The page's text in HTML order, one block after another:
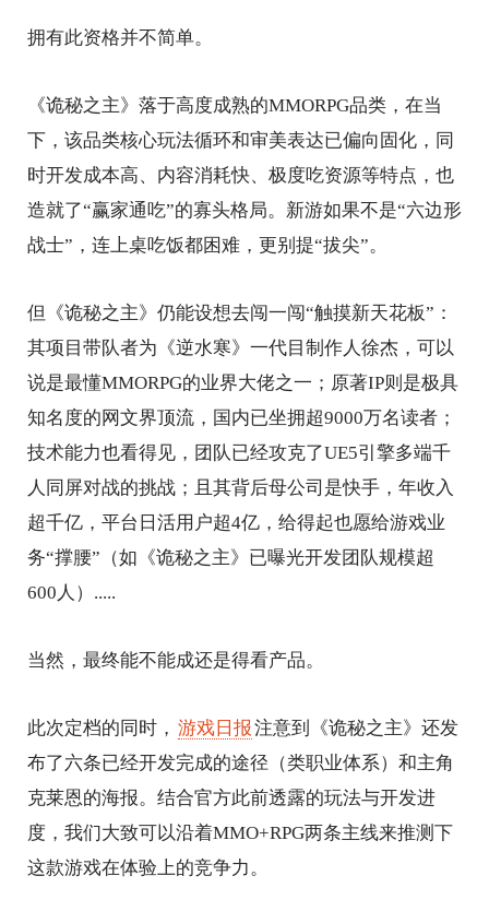
拥有此资格并不简单。
《诡秘之主》落于高度成熟的MMORPG品类，在当
下，该品类核心玩法循环和审美表达已偏向固化，同
时开发成本高、内容消耗快、极度吃资源等特点，也
造就了“赢家通吃”的寡头格局。新游如果不是“六边形
战士”，连上桌吃饭都困难，更别提“拔尖”。
但《诡秘之主》仍能设想去闯一闯“触摸新天花板”：
其项目带队者为《逆水寒》一代目制作人徐杰，可以
说是最懂MMORPG的业界大佬之一；原著IP则是极具
知名度的网文界顶流，国内已坐拥超9000万名读者；
技术能力也看得见，团队已经攻克了UE5引擎多端千
人同屏对战的挑战；且其背后母公司是快手，年收入
超千亿，平台日活用户超4亿，给得起也愿给游戏业
务“撑腰”（如《诡秘之主》已曝光开发团队规模超
600人）.....
当然，最终能不能成还是得看产品。
此次定档的同时， 游戏日报注意到《诡秘之主》还发
布了六条已经开发完成的途径（类职业体系）和主角
克莱恩的海报。结合官方此前透露的玩法与开发进
度，我们大致可以沿着MMO+RPG两条主线来推测下
这款游戏在体验上的竞争力。